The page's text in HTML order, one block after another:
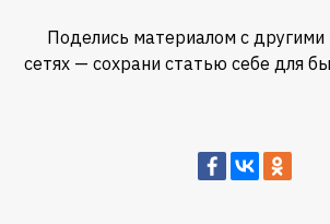
Поделись материалом с другими
сетях — сохрани статью себе для